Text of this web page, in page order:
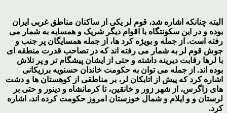
البته چنانکه اشاره شد، قوم لر یکی از ساکنان مناطق غربی ایران
بوده و در این سکونتگاه با اقوام دیگر شریک و همسایه به شمار می
رفته است. از جمله و بویژه کرد ها، از جمله همسایگان پر جنب و
جوش قوم لر به شمار می رفته اند که در تصاحب قدرت منطقه ای
با لرها رقابت دیرینه داشته و حتی از ایشان پیشگام تر و پر تلاش
بوده اند. از جمله می توان به حکومت خاندان حسنویه برزیکانی
اشاره کرد که پیش از اتابکان لر، بر مناطقی از کوهستان ها و دشت
های زاگرس، از شهر زور و خانقین، تا کرمانشاه و دینور و حتی بر
لرستان و و ایلام و شمال خوزستان امروز حکومت کرده اند، اشاره
کرد.